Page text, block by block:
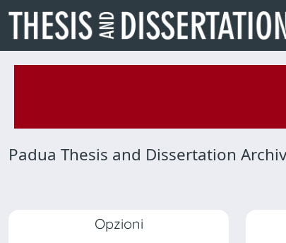
Padua Thesis and Dissertation
Opzioni